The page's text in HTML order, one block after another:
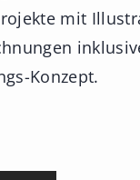
mit
Konzept.